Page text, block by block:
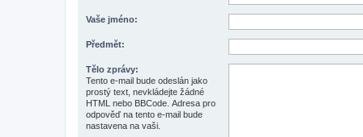
Vaše jméno:
Předmět:
Tělo zprávy:
Tento e-mail bude odeslán jako
prostý text, nevkládejte žádné
HTML nebo BBCode. Adresa pro
odpověď na tento e-mail bude
nastavena na vaši.